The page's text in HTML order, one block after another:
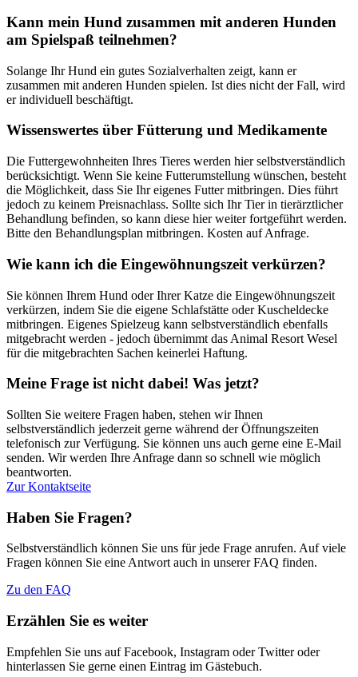
Kann mein Hund zusammen mit anderen Hunden
am Spielspaß teilnehmen?
Solange Ihr Hund ein gutes Sozialverhalten zeigt, kann er
zusammen mit anderen Hunden spielen. Ist dies nicht der Fall, wird
er individuell beschäftigt.
Wissenswertes über Fütterung und Medikamente
Die Futtergewohnheiten Ihres Tieres werden hier selbstverständlich
berücksichtigt. Wenn Sie keine Futterumstellung wünschen, besteht
die Möglichkeit, dass Sie Ihr eigenes Futter mitbringen. Dies führt
jedoch zu keinem Preisnachlass. Sollte sich Ihr Tier in tierärztlicher
Behandlung befinden, so kann diese hier weiter fortgeführt werden.
Bitte den Behandlungsplan mitbringen. Kosten auf Anfrage.
Wie kann ich die Eingewöhnungszeit verkürzen?
Sie können Ihrem Hund oder Ihrer Katze die Eingewöhnungszeit
verkürzen, indem Sie die eigene Schlafstätte oder Kuscheldecke
mitbringen. Eigenes Spielzeug kann selbstverständlich ebenfalls
mitgebracht werden - jedoch übernimmt das Animal Resort Wesel
für die mitgebrachten Sachen keinerlei Haftung.
Meine Frage ist nicht dabei! Was jetzt?
Sollten Sie weitere Fragen haben, stehen wir Ihnen
selbstverständlich jederzeit gerne während der Öffnungszeiten
telefonisch zur Verfügung. Sie können uns auch gerne eine E-Mail
senden. Wir werden Ihre Anfrage dann so schnell wie möglich
beantworten.
Zur Kontaktseite
Haben Sie Fragen?
Selbstverständlich können Sie uns für jede Frage anrufen. Auf viele
Fragen können Sie eine Antwort auch in unserer FAQ finden.
Zu den FAQ
Erzählen Sie es weiter
Empfehlen Sie uns auf Facebook, Instagram oder Twitter oder
hinterlassen Sie gerne einen Eintrag im Gästebuch.